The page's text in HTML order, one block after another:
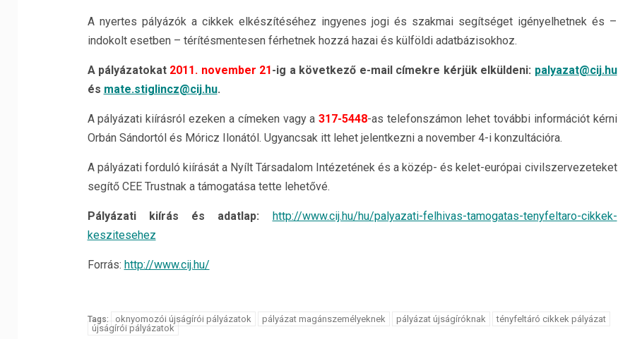
A nyertes pályázók a cikkek elkészítéséhez ingyenes jogi és szakmai segítséget igényelhetnek és –
indokolt esetben – térítésmentesen férhetnek hozzá hazai és külföldi adatbázisokhoz.
A pályázatokat 2011. november 21-ig a következő e-mail címekre kérjük elküldeni: palyazat@cij.hu
és mate.stiglincz@cij.hu.
A pályázati kiírásról ezeken a címeken vagy a317-5448-as telefonszámon lehet további információt kérni
Orbán Sándortól és Móricz Ilonától. Ugyancsak itt lehet jelentkezni a november 4-i konzultációra.
A pályázati forduló kiírását a Nyílt Társadalom Intézetének és a közép- és kelet-európai civilszervezeteket
segítő CEE Trustnak a támogatása tette lehetővé.
Pályázati kiírás és adatlap:
http://www.cij.hu/hu/palyazati-felhivas-tamogatas-tenyfeltaro-cikkek-
keszitesehez
Forrás: http://www.cij.hu/
Tags: oknyomozói újságírói pályázatok pályázat magánszemélyeknek pályázat újságíróknak
tényfeltáró cikkek pályázat
újságírói pályázatok